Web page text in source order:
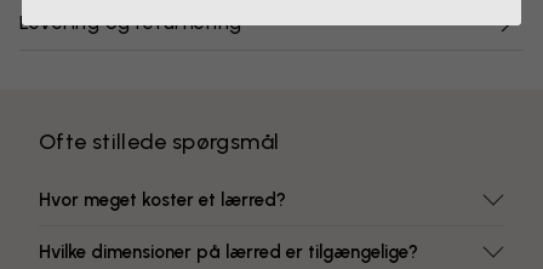
Levering og returnering
Ofte stillede spørgsmål
Hvor meget koster et lærred?
Hvilke dimensioner på lærred er tilgængelige?